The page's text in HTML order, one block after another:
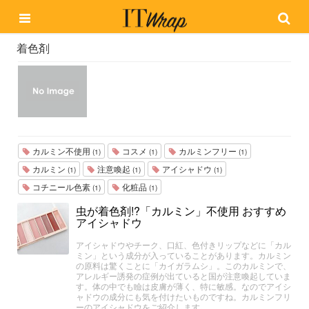
着色剤
カルミン不使用 (1) コスメ (1) カルミンフリー (1)
カルミン (1) 注意喚起 (1) アイシャドウ (1)
コチニール色素 (1) 化粧品 (1)
虫が着色剤!?「カルミン」不使用 おすすめ
アイシャドウ
アイシャドウやチーク、口紅、色付きリップなどに「カル
ミン」という成分が入っていることがあります。カルミン
の原料は驚くことに「カイガラムシ」。このカルミンで、
アレルギー誘発の症例が出ていると国が注意喚起していま
す。体の中でも瞼は皮膚が薄く、特に敏感。なのでアイシ
ャドウの成分にも気を付けたいものですね。カルミンフリ
ーのアイシャドウをご紹介します。